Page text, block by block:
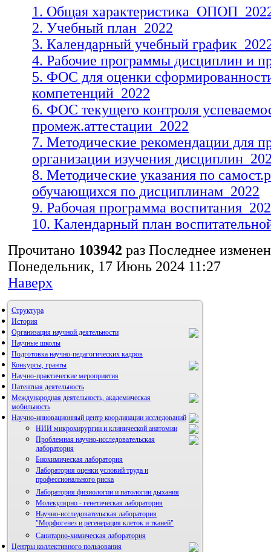
1. Общая
2. Учебный план_2022
3. Календарный учебный
4. Рабочие программы дисциплин и
5. ФОС для оценки
компетенций_2022
6. ФОС текущего контроля
промеж.аттестации_2022
7. Методические рекомендации для
организации изучения
8. Методические указания по
обучающихся по дисциплинам_2022
9. Рабочая программа
10. Календарный план
Прочитано 103942 раз Последнее
Понедельник, 17 Июнь 2024 11:27
Наверх
Структура
История
Организация научной деятельности
Научные школы
Подготовка научно-педагогических кадров
Конкурсы, гранты
Научно-практические мероприятия
Патентная деятельность
Международная деятельность, академическая
мобильность
Научно-инновационный центр координации исследований
НИИ микрохирургии и клинической анатомии
Проблемная научно-исследовательская
лаборатория
Биохимическая лаборатория
Лаборатория оценки условий труда и
профессионального риска
Лаборатория физиологии и патологии дыхания
Молекулярно - генетическая лаборатория
Научно-исследовательская лаборатория
"Морфогенез и регенерация клеток и тканей"
Санитарно-химическая лаборатория
Центры коллективного пользования